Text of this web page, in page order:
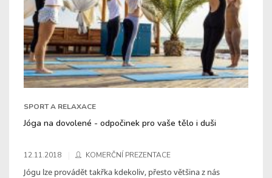
SPORT A RELAXACE
Jóga na dovolené - odpočinek pro vaše tělo i duši
12.11.2018 KOMERČNÍ PREZENTACE
Jógu lze provádět takřka kdekoliv, přesto většina z nás